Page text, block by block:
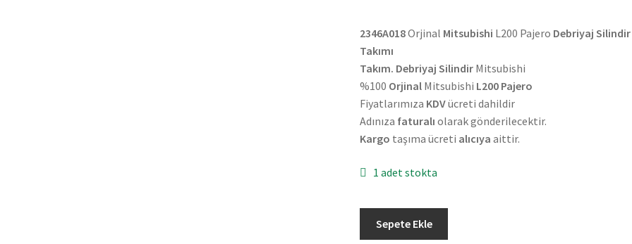
2346A018Orjinal Mitsubishi L200 Pajero Debriyaj Silindir
Takımı
Takım. Debriyaj Silindir Mitsubishi
%100 Orjinal Mitsubishi L200 Pajero
Fiyatlarımıza KDVücreti dahildir
Adınıza faturalı olarak gönderilecektir.
Kargo taşıma ücreti alıcıya aittir.
1 adet stokta
Mitsubishi
Sepete Ekle